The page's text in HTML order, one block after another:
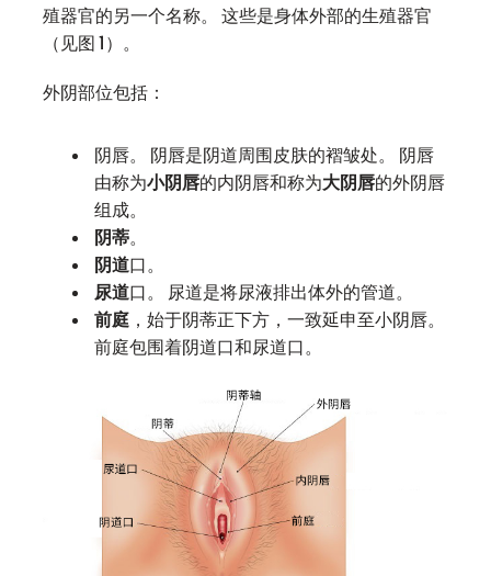
殖器官的另一个名称。 这些是身体外部的生殖器官
（见图 1）。
外阴部位包括：
阴唇。 阴唇是阴道周围皮肤的褶皱处。 阴唇
由称为小阴唇的内阴唇和称为大阴唇的外阴唇
组成。
阴蒂。
阴道口。
尿道口。 尿道是将尿液排出体外的管道。
前庭 ，始于阴蒂正下方，一致延申至小阴唇。
前庭包围着阴道口和尿道口。